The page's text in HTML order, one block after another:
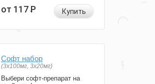
от 117Р Купить
Софт набор
(3x100мг, 3x20мг)
Выбери софт-препарат на